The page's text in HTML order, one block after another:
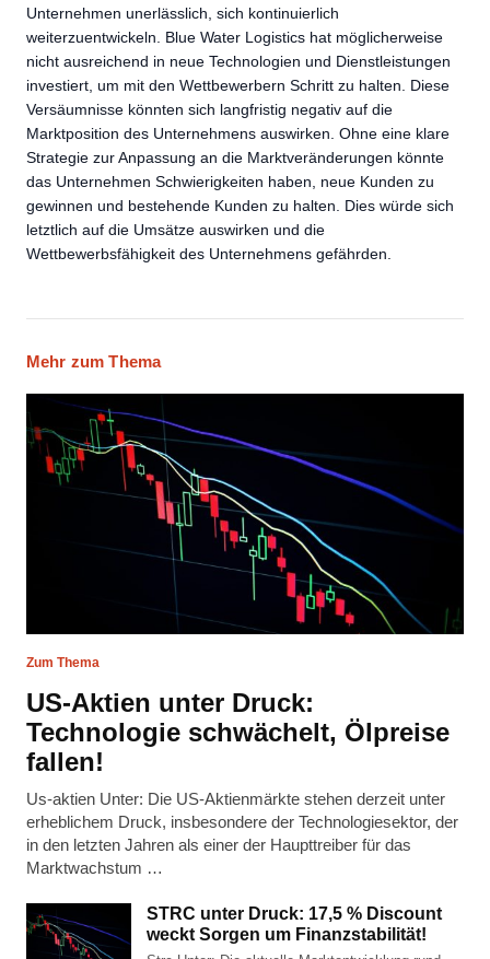
Unternehmen unerlässlich, sich kontinuierlich
weiterzuentwickeln. Blue Water Logistics hat möglicherweise
nicht ausreichend in neue Technologien und Dienstleistungen
investiert, um mit den Wettbewerbern Schritt zu halten. Diese
Versäumnisse könnten sich langfristig negativ auf die
Marktposition des Unternehmens auswirken. Ohne eine klare
Strategie zur Anpassung an die Marktveränderungen könnte
das Unternehmen Schwierigkeiten haben, neue Kunden zu
gewinnen und bestehende Kunden zu halten. Dies würde sich
letztlich auf die Umsätze auswirken und die
Wettbewerbsfähigkeit des Unternehmens gefährden.
Mehr zum Thema
Zum Thema
US-Aktien unter Druck:
Technologie schwächelt, Ölpreise
fallen!
Us-aktien Unter: Die US-Aktienmärkte stehen derzeit unter
erheblichem Druck, insbesondere der Technologiesektor, der
in den letzten Jahren als einer der Haupttreiber für das
Marktwachstum …
STRC unter Druck: 17,5 % Discount
weckt Sorgen um Finanzstabilität!